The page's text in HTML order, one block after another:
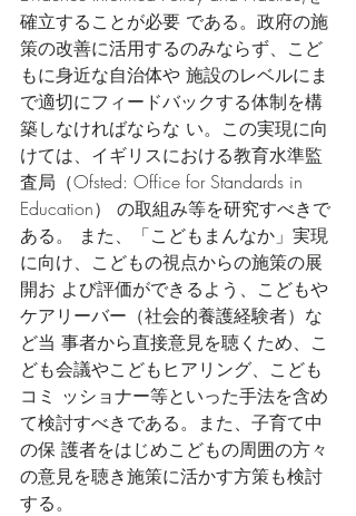
確立することが必要 である。政府の施
策の改善に活用するのみならず、こど
もに身近な自治体や 施設のレベルにま
で適切にフィードバックする体制を構
築しなければならな い。この実現に向
けては、イギリスにおける教育水準監
査局（Ofsted: Office for Standards in
Education） の取組み等を研究すべきで
ある。 また、「こどもまんなか」実現
に向け、こどもの視点からの施策の展
開お よび評価ができるよう、こどもや
ケアリーバー（社会的養護経験者）な
ど当 事者から直接意見を聴くため、こ
ども会議やこどもヒアリング、こども
コミ ッショナー等といった手法を含め
て検討すべきである。また、子育て中
の保 護者をはじめこどもの周囲の方々
の意見を聴き施策に活かす方策も検討
する。